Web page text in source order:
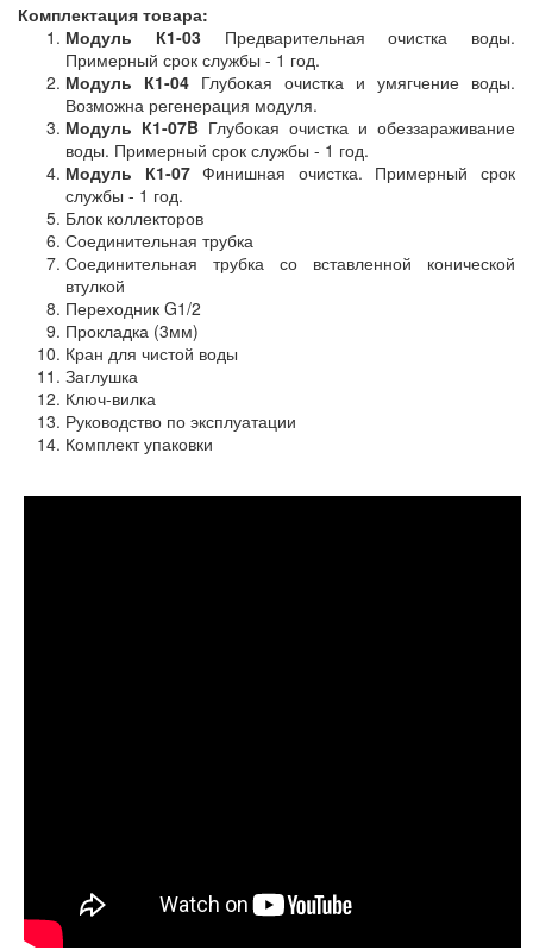
Комплектация товара:
Модуль К1-03Предварительная очистка воды.
Примерный срок службы - 1 год.
Модуль К1-04 Глубокая очистка и умягчение воды.
Возможна регенерация модуля.
Модуль К1-07B Глубокая очистка и обеззараживание
воды. Примерный срок службы - 1 год.
Модуль К1-07Финишная очистка. Примерный срок
службы - 1 год.
Блок коллекторов
Соединительная трубка
Соединительная трубка со вставленной конической
втулкой
Переходник G1/2
Прокладка (3мм)
Кран для чистой воды
Заглушка
Ключ-вилка
Руководство по эксплуатации
Комплект упаковки